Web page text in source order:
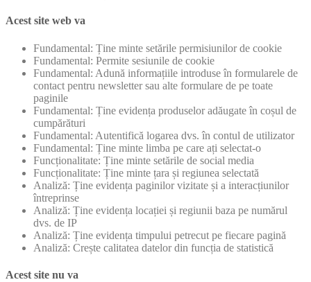
Acest site web va
Fundamental: Ține minte setările permisiunilor de cookie
Fundamental: Permite sesiunile de cookie
Fundamental: Adună informațiile introduse în formularele de
contact pentru newsletter sau alte formulare de pe toate
paginile
Fundamental: Ține evidența produselor adăugate în coșul de
cumpărături
Fundamental: Autentifică logarea dvs. în contul de utilizator
Fundamental: Ține minte limba pe care ați selectat-o
Funcționalitate: Ține minte setările de social media
Funcționalitate: Ține minte țara și regiunea selectată
Analiză: Ține evidența paginilor vizitate și a interacțiunilor
întreprinse
Analiză: Ține evidența locației și regiunii baza pe numărul
dvs. de IP
Analiză: Ține evidența timpului petrecut pe fiecare pagină
Analiză: Crește calitatea datelor din funcția de statistică
Acest site nu va